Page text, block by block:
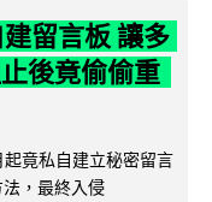
留言板 讓多
後竟偷偷重
竟私自建立秘密留言
，最終入侵